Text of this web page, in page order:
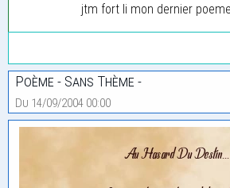
jtm fort li mon dernier
Poème - Sans Thème -
Du 14/09/2004 00:00